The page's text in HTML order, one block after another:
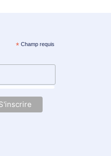
*Champ requis